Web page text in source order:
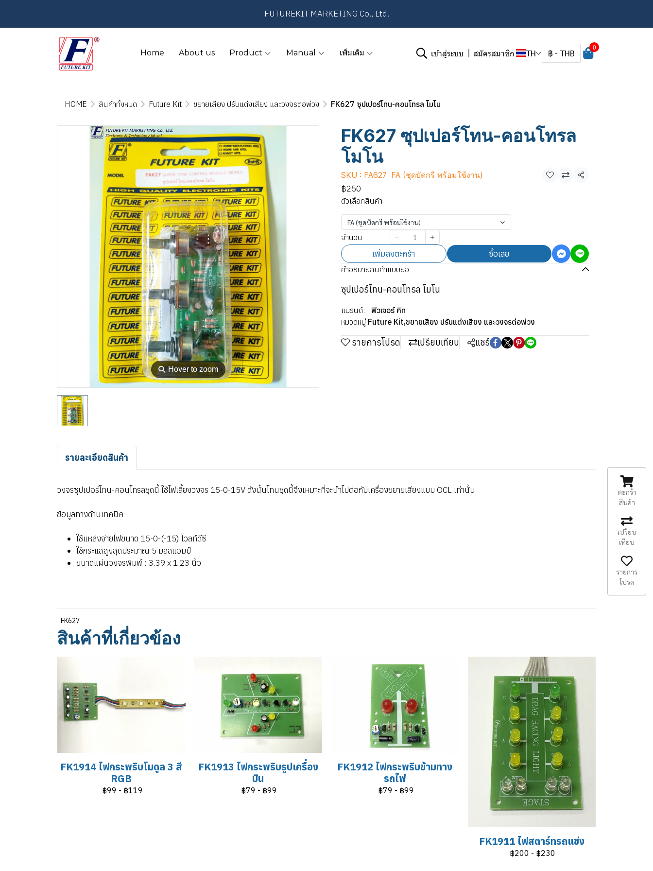
FUTUREKIT MARKETING Co., Ltd.
Home About us Product Manual เพิ่มเติม เข้าสู่ระบบ สมัครสมาชิก TH ฿ - THB
0
HOME สินค้าทั้งหมด Future Kit ขยายเสียง ปรับแต่งเสียง และวงจรต่อพ่วง FK627 ซุปเปอร์โทน-คอนโทรล โมโน
⚲Hover to zoom
FK627 ซุปเปอร์โทน-คอนโทรล
โมโน
SKU : FA627 FA (ชุดบัดกรี พร้อมใช้งาน)
แชร์
฿250
ตัวเลือกสินค้า
FA (ชุดบัดกรี พร้อมใช้งาน)
จำนวน
เพิ่มลงตะกร้า ซื้อเลย
คำอธิบายสินค้าแบบย่อ
ซุปเปอร์โทน-คอนโทรล โมโน
แบรนด์:
ฟิวเจอร์ คิท
หมวดหมู่:Future Kit,ขยายเสียง ปรับแต่งเสียง และวงจรต่อพ่วง
รายการโปรด เปรียบเทียบ แชร์
รายละเอียดสินค้า
วงจรซุปเปอร์โทน-คอนโทรลชุดนี้ ใช้ไฟเลี้ยงวงจร 15-0-15V ดังนั้นโทนชุดนี้จึงเหมาะที่จะนำไปต่อกับเครื่องขยายเสียงแบบ OCL เท่านั้น
ข้อมูลทางด้านเทคนิค
ใช้แหล่งจ่ายไฟขนาด 15-0-(-15) โวลท์ดีซี
ใช้กระแสสูงสุดประมาณ 5 มิลลิแอมป์
ขนาดแผ่นวงจรพิมพ์ : 3.39 x 1.23 นิ้ว
FK627
สินค้าที่เกี่ยวข้อง
FK1914 ไฟกระพริบโมดูล 3 สี
RGB
฿99 - ฿119
FK1913 ไฟกระพริบรูปเครื่อง
บิน
฿79 - ฿99
FK1912 ไฟกระพริบข้ามทาง
รถไฟ
฿79 - ฿99
FK1911 ไฟสตาร์ทรถแข่ง
฿200 - ฿230
ตะกร้า
สินค้า
เปรียบ
เทียบ
รายการ
โปรด